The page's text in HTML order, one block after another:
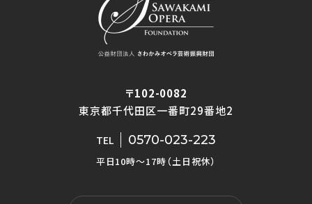
〒102-0082
東京都千代田区一番町29番地2
TEL 0570-023-223
平日10時〜17時（土日祝休）